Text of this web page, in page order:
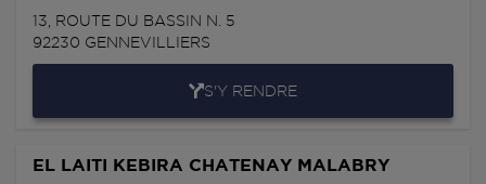
13, ROUTE DU BASSIN N. 5
92230 GENNEVILLIERS
S'Y RENDRE
EL LAITI KEBIRA CHATENAY MALABRY